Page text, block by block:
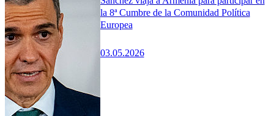
la 8ª Cumbre de la Comunidad Política
Europea
03.05.2026